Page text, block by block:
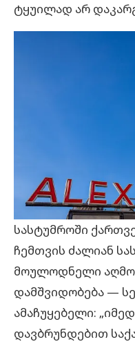
ტყუილად არ
სასტუმროში
ჩემთვის ძალიან
მოულოდნელი
დამშვიდობება —
ამაჩუყებელი:
დავბრუნდებით